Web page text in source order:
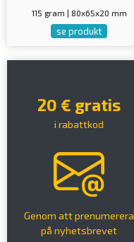
115 gram | 80x65x20 mm
se produkt
20 € gratis
i rabattkod
Genom att prenumerera
på nyhetsbrevet